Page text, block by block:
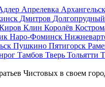
Апрелевка Архангельск
Дмитров Долгопрудный
Клин Королёв
Наро-Фоминск
Пушкино Пятигорск
Тамбов Тверь Тольятти
Чистовых в своем